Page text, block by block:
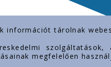
információt tárolnak
szolgáltatások,
megfelelően